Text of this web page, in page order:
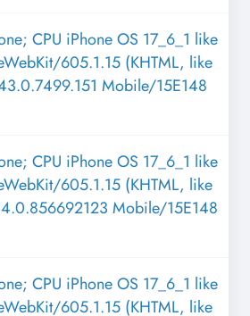
CPU iPhone OS 17_6_1 like
605.1.15 (KHTML, like
Mobile/15E148
CPU iPhone OS 17_6_1 like
605.1.15 (KHTML, like
Mobile/15E148
CPU iPhone OS 17_6_1 like
605.1.15 (KHTML, like